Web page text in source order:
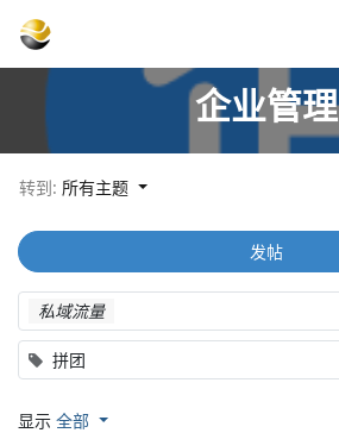
企业管理
转到: 所有主题
私域流量
拼团
发帖
显示 全部